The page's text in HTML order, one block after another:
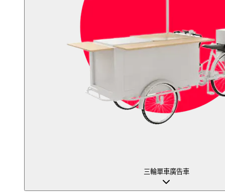
三輪單車廣告車